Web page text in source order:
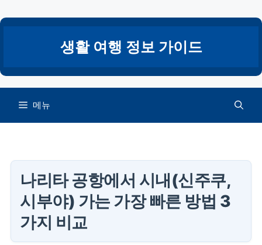
텐
건
너
생활 여행 정보 가이드
메뉴
나리타 공항에서 시내(신주쿠,
시부야) 가는 가장 빠른 방법 3
가지 비교